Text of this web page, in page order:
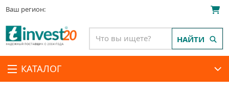
Ваш регион:
КАТАЛОГ
НАЙТИ